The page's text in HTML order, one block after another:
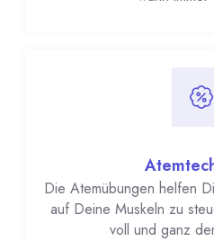
Die Atemübungen helfen
auf Deine Muskeln zu
voll und ganz